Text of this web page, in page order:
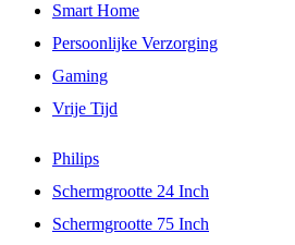
Smart Home
Persoonlijke Verzorging
Gaming
Vrije Tijd
Philips
Schermgrootte 24 Inch
Schermgrootte 75 Inch